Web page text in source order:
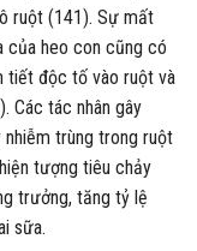
ruột (141). Sự mất
của heo con cũng có
tiết độc tố vào ruột và
Các tác nhân gây
nhiễm trùng trong ruột
tượng tiêu chảy
trưởng, tăng tỷ lệ
sữa.